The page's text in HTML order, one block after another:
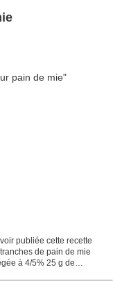
publiée cette recette
de pain de mie
à 4/5% 25 g de